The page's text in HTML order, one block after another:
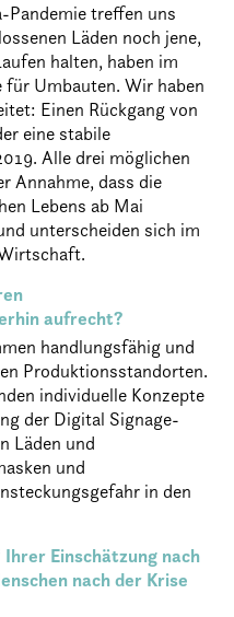
Pandemie treffen uns
Läden noch jene,
halten, haben im
Umbauten. Wir haben
Einen Rückgang von
eine stabile
Alle drei möglichen
Annahme, dass die
Lebens ab Mai
unterscheiden sich im
aufrecht?
handlungsfähig und
Produktionsstandorten.
individuelle Konzepte
der Digital Signage-
Läden und
und
in den
Einschätzung nach
nach der Krise